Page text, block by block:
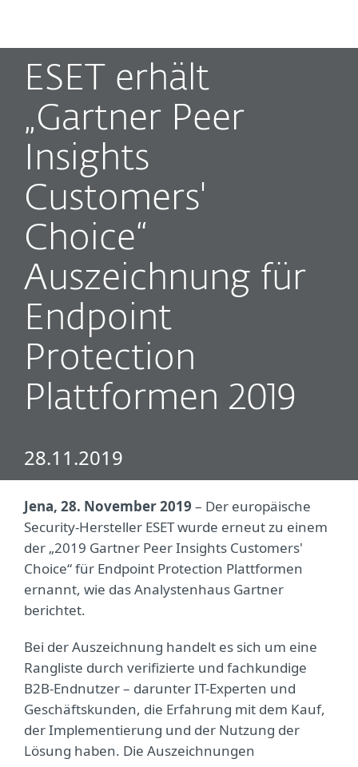
ESET erhält
„Gartner Peer
Insights
Customers'
Choice“
Auszeichnung für
Endpoint
Protection
Plattformen 2019
28.11.2019
Jena, 28. November 2019 – Der europäische
Security-Hersteller ESET wurde erneut zu einem
der „2019 Gartner Peer Insights Customers'
Choice“ für Endpoint Protection Plattformen
ernannt, wie das Analystenhaus Gartner
berichtet.
Bei der Auszeichnung handelt es sich um eine
Rangliste durch verifizierte und fachkundige
B2B-Endnutzer – darunter IT-Experten und
Geschäftskunden, die Erfahrung mit dem Kauf,
der Implementierung und der Nutzung der
Lösung haben. Die Auszeichnungen